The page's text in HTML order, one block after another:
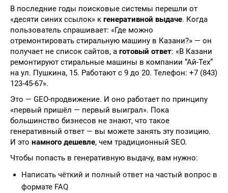
В последние годы поисковые системы перешли от
«десяти синих ссылок» к генеративной выдаче. Когда
пользователь спрашивает: «Где можно
отремонтировать стиральную машину в Казани?» — он
получает не список сайтов, а готовый ответ: «В Казани
ремонтируют стиральные машины в компании “Ай-Тех”
на ул. Пушкина, 15. Работают с 9 до 20. Телефон: +7 (843)
123-45-67».
Это — GEO-продвижение. И оно работает по принципу
«первый пришёл — первый выиграл». Пока
большинство бизнесов не знают, что такое
генеративный ответ — вы можете занять эту позицию.
И это намного дешевле, чем традиционный SEO.
Чтобы попасть в генеративную выдачу, вам нужно:
Написать чёткий и полный ответ на частый вопрос в
формате FAQ